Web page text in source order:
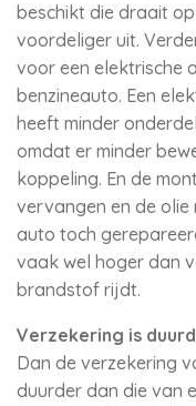
beschikt die draait
voordeliger uit.
voor een elektrische
benzineauto. Een
heeft minder
omdat er minder
koppeling. En de
vervangen en de
auto toch
vaak wel hoger dan
brandstof rijdt.
Verzekering is
Dan de verzekering
duurder dan die van